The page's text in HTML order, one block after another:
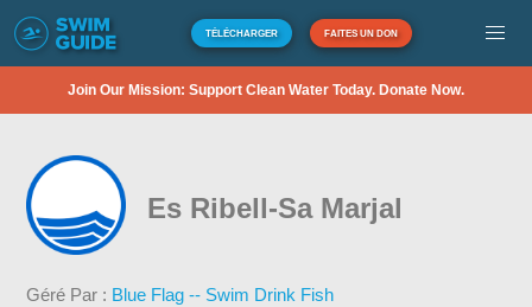
TÉLÉCHARGER FAITES UN DON
Join Our Mission: Support Clean Water Today. Donate Now.
Es Ribell-Sa Marjal
Géré Par : Blue Flag -- Swim Drink Fish